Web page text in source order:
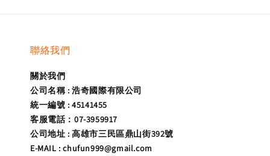
聯絡我們
關於我們
公司名稱 : 浩奇國際有限公司
統一編號 : 45141455
客服電話：07-3959917
公司地址 : 高雄市三民區鼎山街392號
E-MAIL : chufun999@gmail.com